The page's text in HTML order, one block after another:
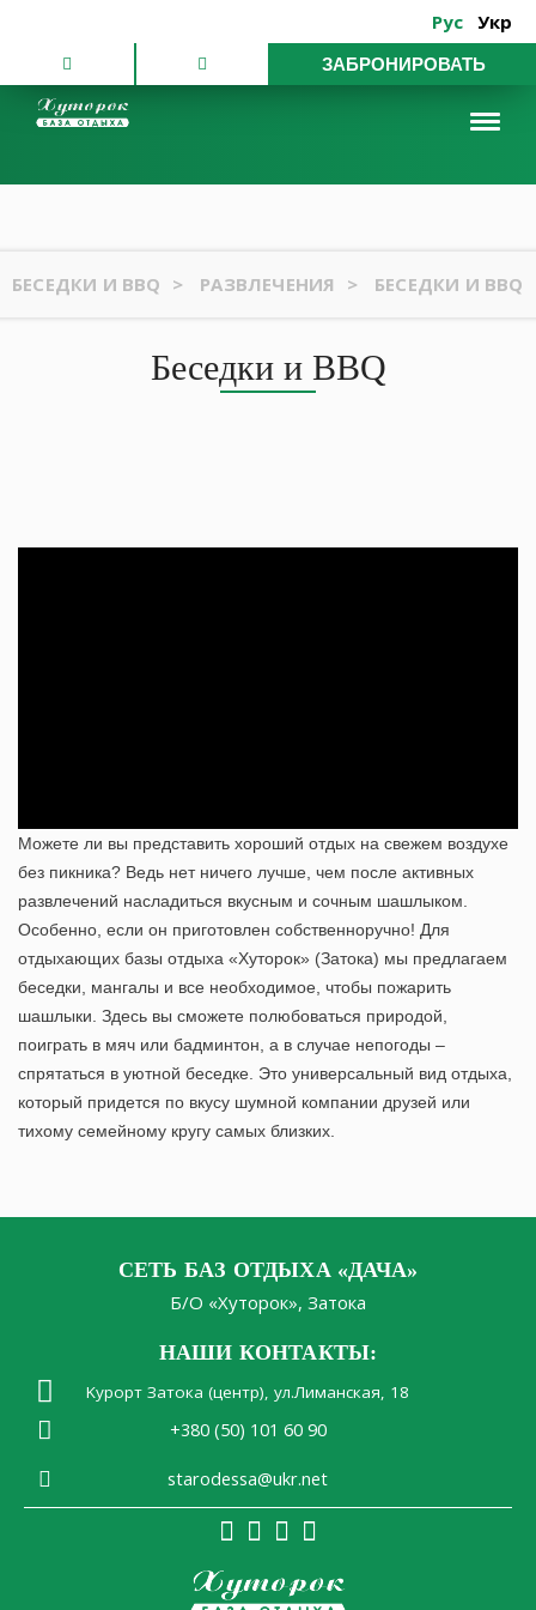
Рус Укр
ЗАБРОНИРОВАТЬ
БЕСЕДКИ И BBQ > РАЗВЛЕЧЕНИЯ > БЕСЕДКИ И BBQ
Беседки и BBQ
Можете ли вы представить хороший отдых на свежем воздухе
без пикника? Ведь нет ничего лучше, чем после активных
развлечений насладиться вкусным и сочным шашлыком.
Особенно, если он приготовлен собственноручно! Для
отдыхающих базы отдыха «Хуторок» (Затока) мы предлагаем
беседки, мангалы и все необходимое, чтобы пожарить
шашлыки. Здесь вы сможете полюбоваться природой,
поиграть в мяч или бадминтон, а в случае непогоды –
спрятаться в уютной беседке. Это универсальный вид отдыха,
который придется по вкусу шумной компании друзей или
тихому семейному кругу самых близких.
СЕТЬ БАЗ ОТДЫХА «ДАЧА»
Б/О «Хуторок», Затока
НАШИ КОНТАКТЫ:
Kурорт Затока (центр), ул.Лиманская, 18
+380 (50) 101 60 90
starodessa@ukr.net